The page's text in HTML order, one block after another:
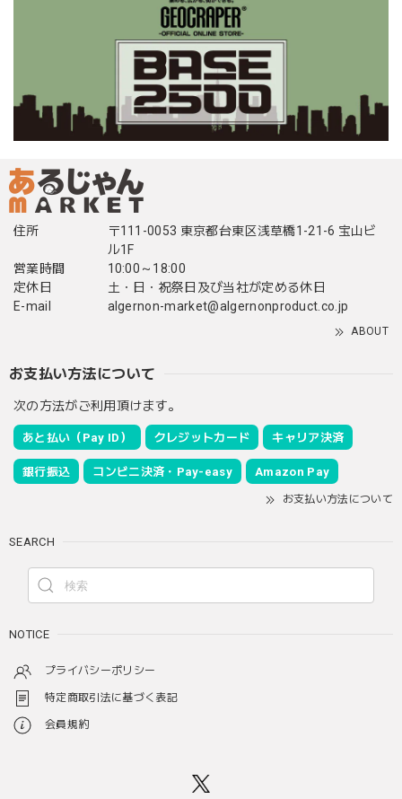
住所
〒111-0053 東京都台東区浅草橋1-21-6 宝山ビ
ル1F
営業時間
10:00～18:00
定休日
土・日・祝祭日及び当社が定める休日
E-mail
algernon-market@algernonproduct.co.jp
ABOUT
お支払い方法について
次の方法がご利用頂けます。
あと払い（Pay ID） クレジットカード キャリア決済
銀行振込 コンビニ決済・Pay-easy Amazon Pay
お支払い方法について
SEARCH
NOTICE
プライバシーポリシー
特定商取引法に基づく表記
会員規約